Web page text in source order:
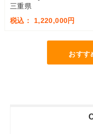
三重県
税込： 1,220,000円
おすす